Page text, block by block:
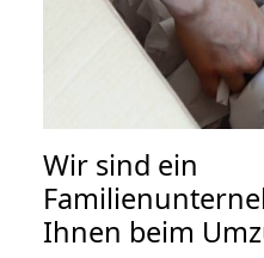
Wir sind ein
Ihnen beim